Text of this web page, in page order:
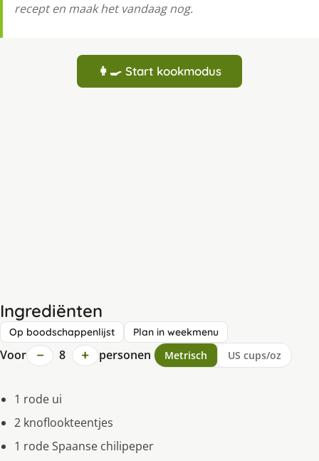
recept en maak het vandaag nog.
👩‍🍳 Start kookmodus
Ingrediënten
Op boodschappenlijst Plan in weekmenu
Voor − 8 + personen Metrisch US cups/oz
1 rode ui
2 knoflookteentjes
1 rode Spaanse chilipeper